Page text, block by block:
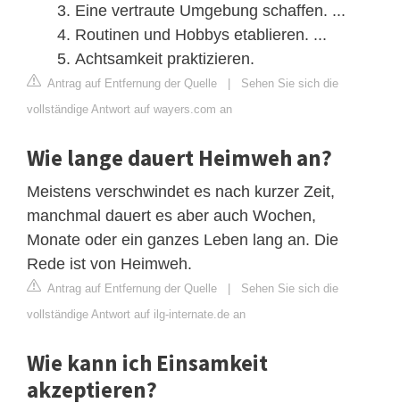
Eine vertraute Umgebung schaffen. ...
Routinen und Hobbys etablieren. ...
Achtsamkeit praktizieren.
Antrag auf Entfernung der Quelle | Sehen Sie sich die
vollständige Antwort auf wayers.com an
Wie lange dauert Heimweh an?
Meistens verschwindet es nach kurzer Zeit,
manchmal dauert es aber auch Wochen,
Monate oder ein ganzes Leben lang an. Die
Rede ist von Heimweh.
Antrag auf Entfernung der Quelle | Sehen Sie sich die
vollständige Antwort auf ilg-internate.de an
Wie kann ich Einsamkeit
akzeptieren?